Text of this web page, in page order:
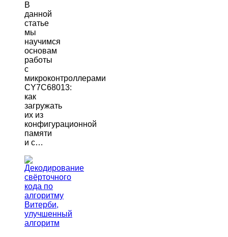
В
данной
статье
мы
научимся
основам
работы
с
микроконтроллерами
CY7C68013:
как
загружать
их из
конфигурационной
памяти
и с…